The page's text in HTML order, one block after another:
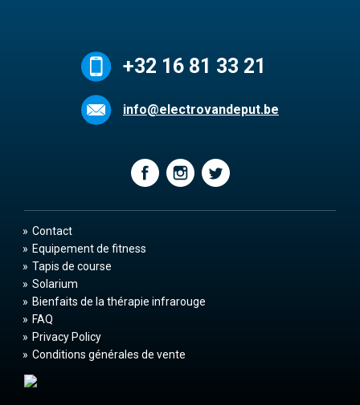
+32 16 81 33 21
info@electrovandeput.be
Contact
Equipement de fitness
Tapis de course
Solarium
Bienfaits de la thérapie infrarouge
FAQ
Privacy Policy
Conditions générales de vente